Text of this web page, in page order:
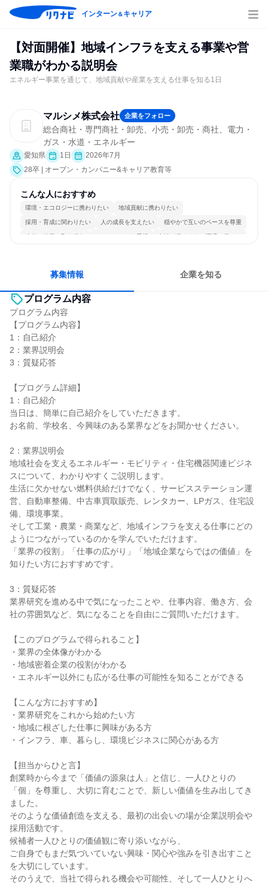
インターン＆キャリア
【対面開催】地域インフラを支える事業や営
業職がわかる説明会
エネルギー事業を通じて、地域貢献や産業を支える仕事を知る1日
マルシメ株式会社 企業をフォロー
総合商社・専門商社・卸売、小売・卸売・商社、電力・
ガス・水道・エネルギー
愛知県 1日
2026年7月
28卒 | オープン・カンパニー&キャリア教育等
こんな人におすすめ
環境・エコロジーに携わりたい 地域貢献に携わりたい
採用・育成に関わりたい 人の成長を支えたい 穏やかで互いのペースを尊重
冷静に仕事に取り組む チームワークを重視 女性が働きやすい環境で働ける
募集情報 企業を知る
プログラム内容
プログラム内容
【プログラム内容】
1：自己紹介
2：業界説明会
3：質疑応答
【プログラム詳細】
1：自己紹介
当日は、簡単に自己紹介をしていただきます。
お名前、学校名、今興味のある業界などをお聞かせください。
2：業界説明会
地域社会を支えるエネルギー・モビリティ・住宅機器関連ビジネ
スについて、わかりやすくご説明します。
生活に欠かせない燃料供給だけでなく、サービスステーション運
営、自動車整備、中古車買取販売、レンタカー、LPガス、住宅設
備、環境事業。
そして工業・農業・商業など、地域インフラを支える仕事にどの
ようにつながっているのかを学んでいただけます。
「業界の役割」「仕事の広がり」「地域企業ならではの価値」を
知りたい方におすすめです。
3：質疑応答
業界研究を進める中で気になったことや、仕事内容、働き方、会
社の雰囲気など、気になることを自由にご質問いただけます。
【このプログラムで得られること】
・業界の全体像がわかる
・地域密着企業の役割がわかる
・エネルギー以外にも広がる仕事の可能性を知ることができる
【こんな方におすすめ】
・業界研究をこれから始めたい方
・地域に根ざした仕事に興味がある方
・インフラ、車、暮らし、環境ビジネスに関心がある方
【担当からひと言】
創業時から今まで「価値の源泉は人」と信じ、一人ひとりの
「個」を尊重し、大切に育むことで、新しい価値を生み出してき
ました。
そのような価値創造を支える、最初の出会いの場が企業説明会や
採用活動です。
候補者一人ひとりの価値観に寄り添いながら、
ご自身でもまだ気づいていない興味・関心や強みを引き出すこと
を大切にしています。
そのうえで、当社で得られる機会や可能性、そして一人ひとりへ